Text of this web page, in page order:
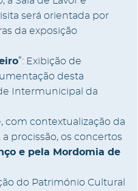
será orientada por
da exposição
”: Exibição de
desta
Intermunicipal da
com contextualização da
procissão, os concertos
e pela Mordomia de
do Património Cultural